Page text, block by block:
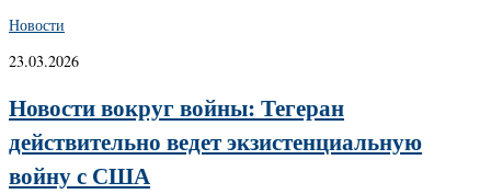
Новости
23.03.2026
Новости вокруг войны: Тегеран
действительно ведет экзистенциальную
войну с США